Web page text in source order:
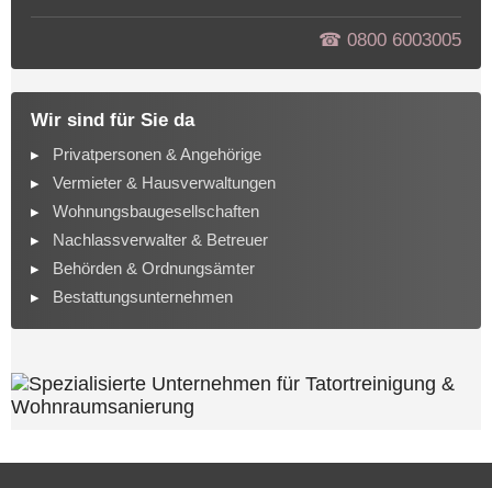
☎︎ 0800 6003005
Wir sind für Sie da
Privatpersonen & Angehörige
Vermieter & Hausverwaltungen
Wohnungsbaugesellschaften
Nachlassverwalter & Betreuer
Behörden & Ordnungsämter
Bestattungsunternehmen